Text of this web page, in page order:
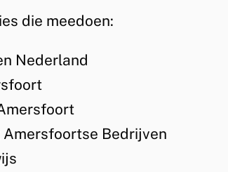
die meedoen:
Nederland
Amersfoortse Bedrijven